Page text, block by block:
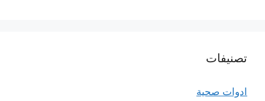
تصنيفات
ادوات صحية